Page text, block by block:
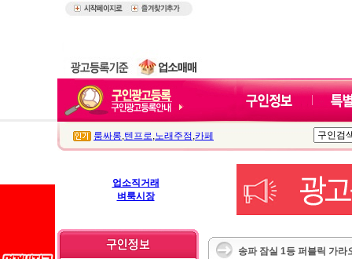
룸싸롱,텐프로,노래주점 ,카페
업소직거래
벼룩시장
송파 잠실 1등 퍼블릭 가라